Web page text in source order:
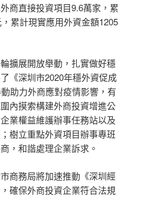
商直接投資項目9.6萬家，累
累計現實應用外資金額1205
擴展開放舉動，扎實做好穩
《深圳市2020年穩外資促成
助力外商應對疫情影響，有
內摸索構建外商投資增進公
業權益維護辦事任務站以及
樹立重點外資項目辦事專班
，和諧處理企業訴求。
商務局將加速推動《深圳經
確保外商投資企業符合法規